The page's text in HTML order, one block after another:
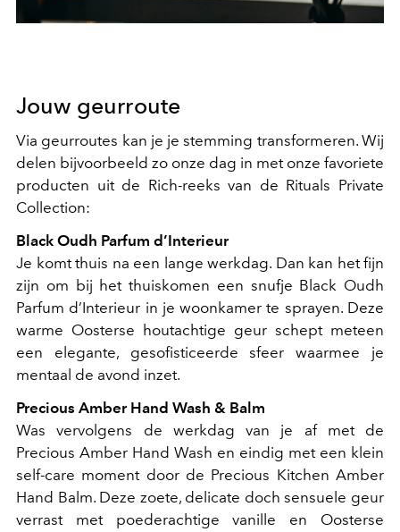
Jouw geurroute
Via geurroutes kan je je stemming transformeren. Wij
delen bijvoorbeeld zo onze dag in met onze favoriete
producten uit de Rich-reeks van de Rituals Private
Collection:
Black Oudh Parfum d’Interieur
Je komt thuis na een lange werkdag. Dan kan het fijn
zijn om bij het thuiskomen een snufje Black Oudh
Parfum d’Interieur in je woonkamer te sprayen. Deze
warme Oosterse houtachtige geur schept meteen
een elegante, gesofisticeerde sfeer waarmee je
mentaal de avond inzet.
Precious Amber Hand Wash & Balm
Was vervolgens de werkdag van je af met de
Precious Amber Hand Wash en eindig met een klein
self-care moment door de Precious Kitchen Amber
Hand Balm. Deze zoete, delicate doch sensuele geur
verrast met poederachtige vanille en Oosterse